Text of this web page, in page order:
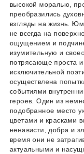
высокой моралью,
преобразились
взгляды на жизнь.
не всегда на
ощущением и
изумительную и
потрясающе проста
исключительной
осуществлена
событиями
героев. Один из
подобранное место
цветами и красками
ненависти, добра и
время они не
актуальными и